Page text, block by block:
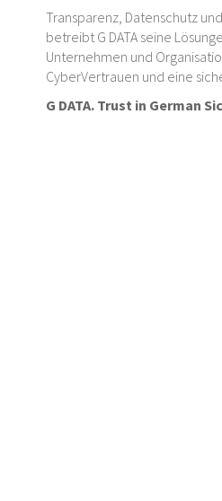
Transparenz, Datenschutz
betreibt G DATA seine
Unternehmen und
CyberVertrauen und eine
G DATA. Trust in German